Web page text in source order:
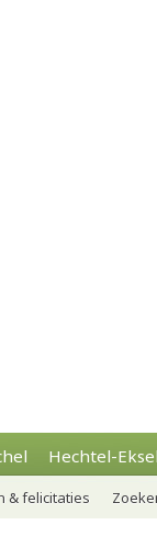
Hechtel-
& felicitaties